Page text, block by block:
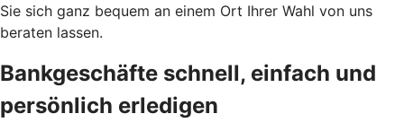
Sie sich ganz bequem an einem Ort Ihrer Wahl von uns
beraten lassen.
Bankgeschäfte schnell, einfach und
persönlich erledigen